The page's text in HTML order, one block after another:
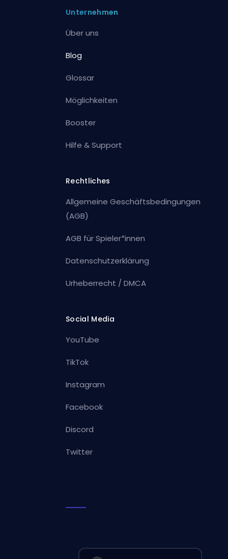
Unternehmen
Über uns
Blog
Glossar
Möglichkeiten
Booster
Hilfe & Support
Rechtliches
Allgemeine Geschäftsbedingungen
(AGB)
AGB für Spieler*innen
Datenschutzerklärung
Urheberrecht / DMCA
Social Media
YouTube
TikTok
Instagram
Facebook
Discord
Twitter